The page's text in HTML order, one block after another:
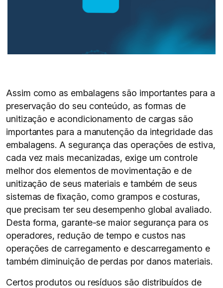
Assim como as embalagens são importantes para a
preservação do seu conteúdo, as formas de
unitização e acondicionamento de cargas são
importantes para a manutenção da integridade das
embalagens. A segurança das operações de estiva,
cada vez mais mecanizadas, exige um controle
melhor dos elementos de movimentação e de
unitização de seus materiais e também de seus
sistemas de fixação, como grampos e costuras,
que precisam ter seu desempenho global avaliado.
Desta forma, garante-se maior segurança para os
operadores, redução de tempo e custos nas
operações de carregamento e descarregamento e
também diminuição de perdas por danos materiais.
Certos produtos ou resíduos são distribuídos de